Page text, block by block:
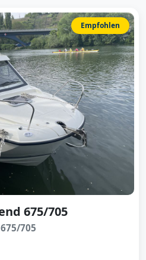
Empfohlen
675/705
705